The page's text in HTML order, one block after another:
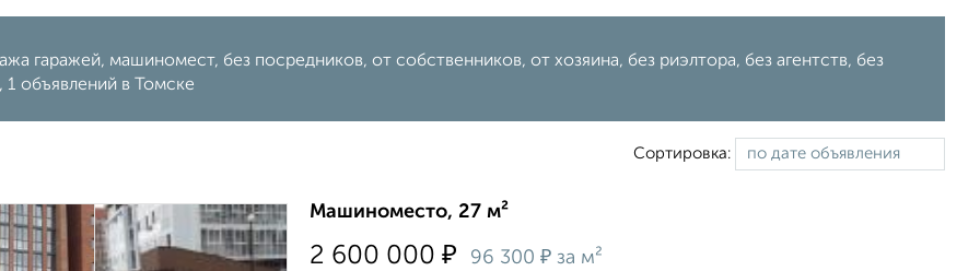
гаражей, машиномест, без посредников, от собственников, от хозяина, без риэлтора, без агентств, без
1 объявлений в Томске
Сортировка:
Машиноместо, 27 м²
2 600 000 ₽ 96 300 ₽ за м²